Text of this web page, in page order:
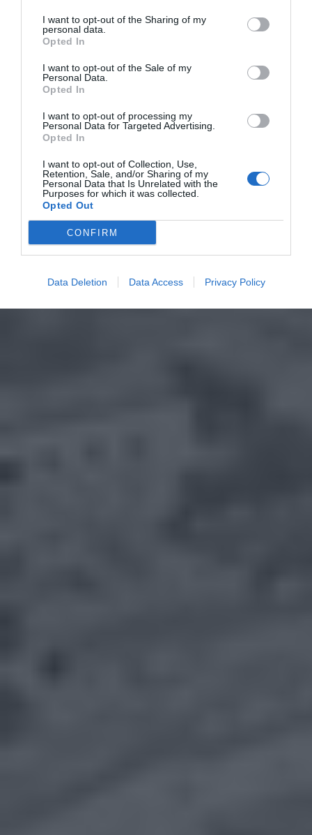
I want to opt-out of the Sharing of my
personal data.
Opted In
I want to opt-out of the Sale of my
Personal Data.
Opted In
I want to opt-out of processing my
Personal Data for Targeted Advertising.
Opted In
I want to opt-out of Collection, Use,
Retention, Sale, and/or Sharing of my
Personal Data that Is Unrelated with the
Purposes for which it was collected.
Opted Out
CONFIRM
Data Deletion Data Access Privacy Policy